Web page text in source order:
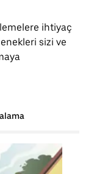
ihtiyaç
sizi ve